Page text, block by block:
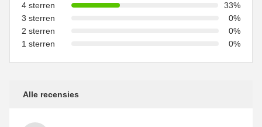
4 sterren
33%
3 sterren
0%
2 sterren
0%
1 sterren
0%
Alle recensies